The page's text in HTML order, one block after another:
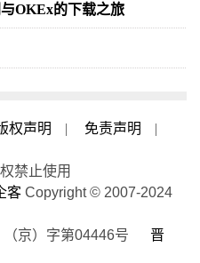
OKEx的下载之旅
权声明 | 免责声明
|
禁止使用
客 Copyright © 2007-2024
（京）字第04446号 晋